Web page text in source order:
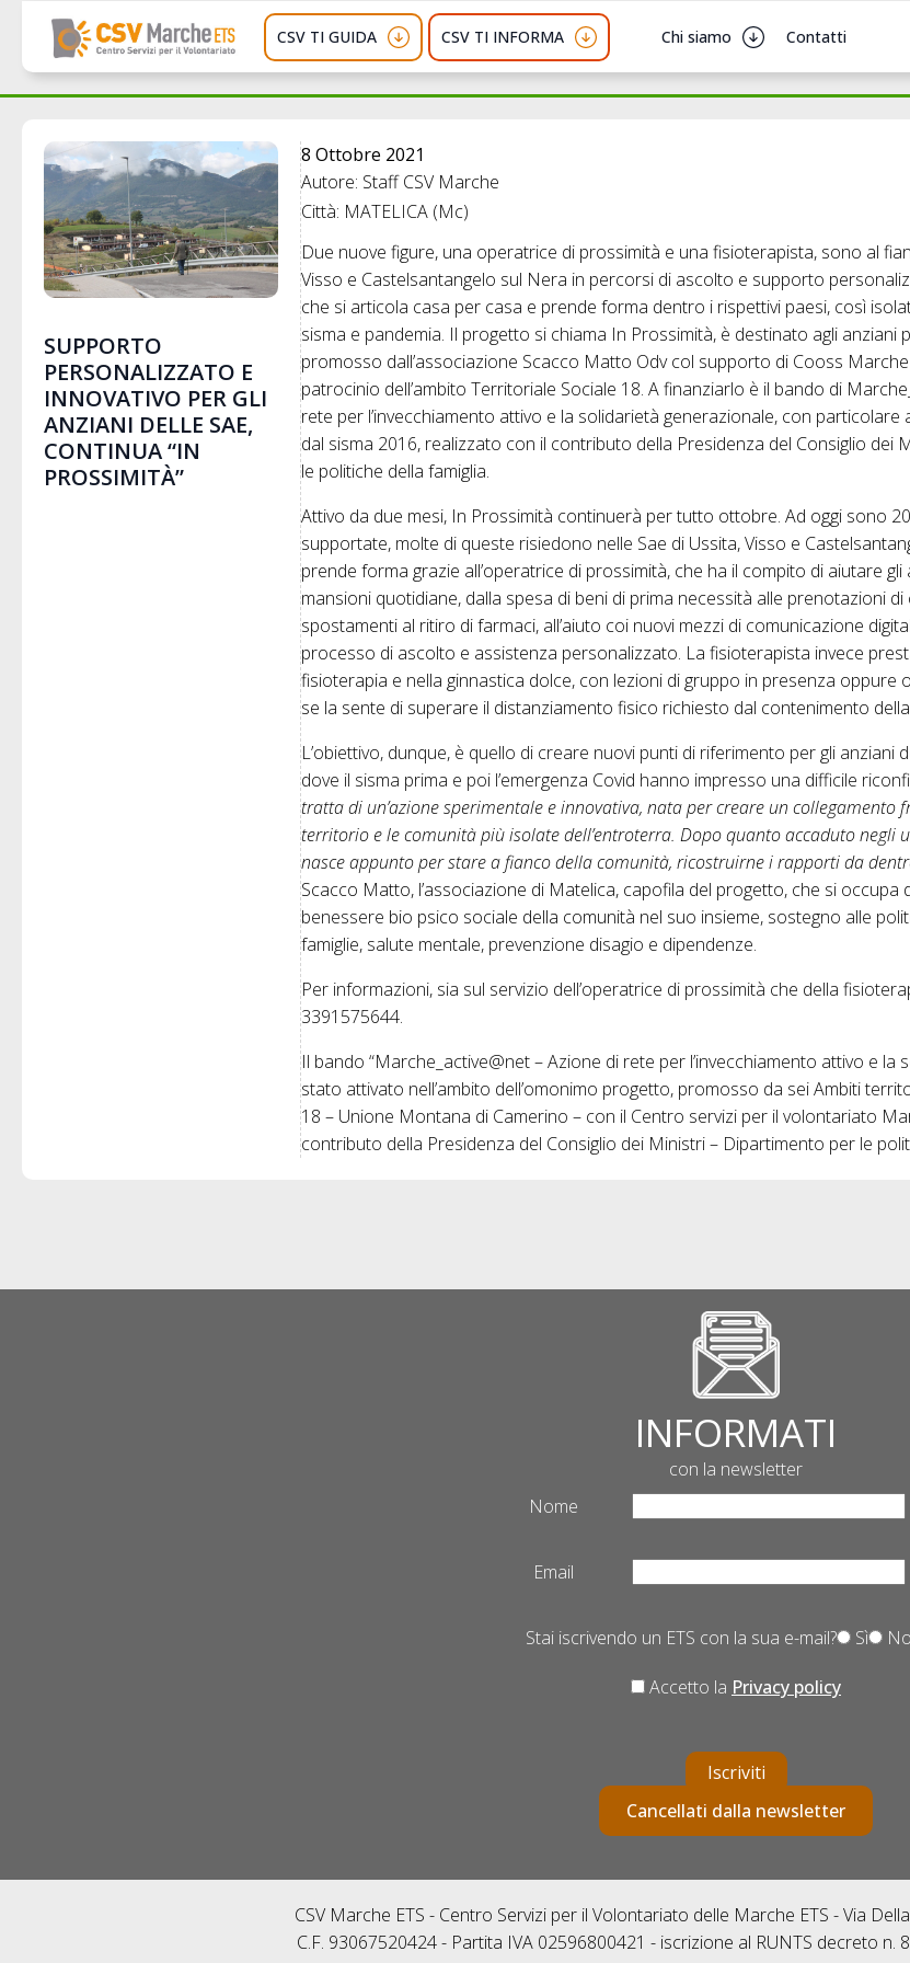
CSV TI GUIDA CSV TI INFORMA Chi siamo Contatti
SUPPORTO
PERSONALIZZATO E
INNOVATIVO PER GLI
ANZIANI DELLE SAE,
CONTINUA “IN
PROSSIMITÀ”
8 Ottobre 2021
Autore: Staff CSV Marche
Città: MATELICA (Mc)
Due nuove figure, una operatrice di prossimità e una fisioterapista, sono al
Visso e Castelsantangelo sul Nera in percorsi di ascolto e supporto
che si articola casa per casa e prende forma dentro i rispettivi paesi, così
sisma e pandemia. Il progetto si chiama In Prossimità, è destinato agli anziani
promosso dall’associazione Scacco Matto Odv col supporto di Cooss
patrocinio dell’ambito Territoriale Sociale 18. A finanziarlo è il bando di
rete per l’invecchiamento attivo e la solidarietà generazionale, con
dal sisma 2016, realizzato con il contributo della Presidenza del Consiglio dei
le politiche della famiglia.
Attivo da due mesi, In Prossimità continuerà per tutto ottobre. Ad oggi sono
supportate, molte di queste risiedono nelle Sae di Ussita, Visso e
prende forma grazie all’operatrice di prossimità, che ha il compito di aiutare gli
mansioni quotidiane, dalla spesa di beni di prima necessità alle prenotazioni di
spostamenti al ritiro di farmaci, all’aiuto coi nuovi mezzi di comunicazione
processo di ascolto e assistenza personalizzato. La fisioterapista invece
fisioterapia e nella ginnastica dolce, con lezioni di gruppo in presenza oppure
se la sente di superare il distanziamento fisico richiesto dal contenimento
L’obiettivo, dunque, è quello di creare nuovi punti di riferimento per gli anziani
dove il sisma prima e poi l’emergenza Covid hanno impresso una difficile
tratta di un’azione sperimentale e innovativa, nata per creare un collegamento
territorio e le comunità più isolate dell’entroterra. Dopo quanto accaduto negli
nasce appunto per stare a fianco della comunità, ricostruirne i rapporti da
Scacco Matto, l’associazione di Matelica, capofila del progetto, che si occupa
benessere bio psico sociale della comunità nel suo insieme, sostegno alle
famiglie, salute mentale, prevenzione disagio e dipendenze.
Per informazioni, sia sul servizio dell’operatrice di prossimità che della
3391575644.
Il bando “Marche_active@net – Azione di rete per l’invecchiamento attivo e la
stato attivato nell’ambito dell’omonimo progetto, promosso da sei Ambiti
18 – Unione Montana di Camerino – con il Centro servizi per il volontariato
contributo della Presidenza del Consiglio dei Ministri – Dipartimento per le
INFORMATI
con la newsletter
Nome
Email
Stai iscrivendo un ETS con la sua e-mail? Sì No
Accetto la Privacy policy
Iscriviti
Cancellati dalla newsletter
CSV Marche ETS - Centro Servizi per il Volontariato delle Marche ETS - Via
C.F. 93067520424 - Partita IVA 02596800421 - iscrizione al RUNTS decreto n.